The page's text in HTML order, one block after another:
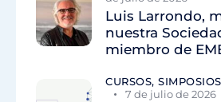
Luis Larrondo,
nuestra
miembro de
CURSOS,
7 de julio de 2026